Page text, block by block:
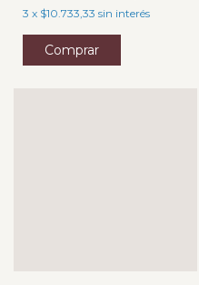
3 x $10.733,33 sin interés
Comprar